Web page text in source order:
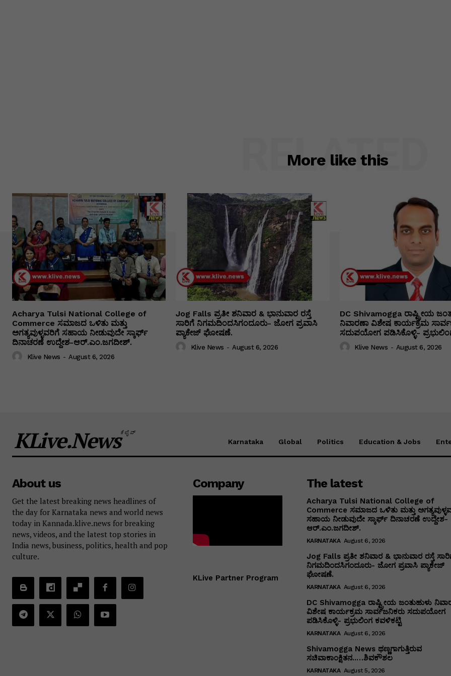
More like this
RELATED
Acharya Tulsi National College of
Commerce ಸಮಾಜದ ಒಳಿತು ಮತ್ತು
ಅಗತ್ಯವುಳ್ಳವರಿಗೆ ಸಹಾಯ ನೀಡುವುದೇ ಸ್ಕಾರ್ಫ್
ದಿನಾಚರಣೆ ಉದ್ದೇಶ-ಆರ್.ಎಂ.ಜಗದೀಶ್.
Klive News - August 6, 2026
Jog Falls ಪ್ರತೀ ಶನಿವಾರ & ಭಾನುವಾರ ರಸ್ತೆ
ಸಾರಿಗೆ ನಿಗಮದಿಂದಸಿಗಂದೂರು- ಜೋಗ ಪ್ರವಾಸಿ
ಪ್ಯಾಕೇಜ್ ಘೋಷಣೆ.
Klive News - August 6, 2026
DC Shivamogga ರಾಷ್ಟ್ರೀಯ
ನಿವಾರಣಾ ವಿಶೇಷ ಕಾರ್ಯಕ್ರಮ
ಸದುಪಯೋಗ ಪಡಿಸಿಕೊಳ್ಳಿ-
Klive News - August 6, 2026
KLive.Newsಕೆಲೈವ್
Karnataka Global Politics Education & Jobs
About us
Get the latest breaking news headlines of
the day for Karnataka news and world news
today in Kannada.klive.news for breaking
news, videos, and the latest top stories in
India news, business, politics, health and pop
culture.
Company
KLive Partner Program
The latest
Acharya Tulsi National College of
Commerce ಸಮಾಜದ ಒಳಿತು ಮತ್ತು
ಸಹಾಯ ನೀಡುವುದೇ ಸ್ಕಾರ್ಫ್ ದಿನಾಚರಣೆ ಉದ್ದೇಶ-
ಆರ್.ಎಂ.ಜಗದೀಶ್.
KARNATAKA August 6, 2026
Jog Falls ಪ್ರತೀ ಶನಿವಾರ & ಭಾನುವಾರ ರಸ್ತೆ
ನಿಗಮದಿಂದಸಿಗಂದೂರು- ಜೋಗ ಪ್ರವಾಸಿ ಪ್ಯಾಕೇಜ್
ಘೋಷಣೆ.
KARNATAKA August 6, 2026
DC Shivamogga ರಾಷ್ಟ್ರೀಯ ಜಂತುಹುಳು
ವಿಶೇಷ ಕಾರ್ಯಕ್ರಮ ಸಾರ್ವಜನಿಕರು ಸದುಪಯೋಗ
ಪಡಿಸಿಕೊಳ್ಳಿ- ಪ್ರಭುಲಿಂಗ ಕವಳಿಕಟ್ಟಿ
KARNATAKA August 6, 2026
Shivamogga News ಥಣ್ಣಗಾಗುತ್ತಿರುವ
ಸಚಿವಾಕಾಂಕ್ಷಿತನ..…ಶಿವಕೌಶಲ
KARNATAKA August 5, 2026